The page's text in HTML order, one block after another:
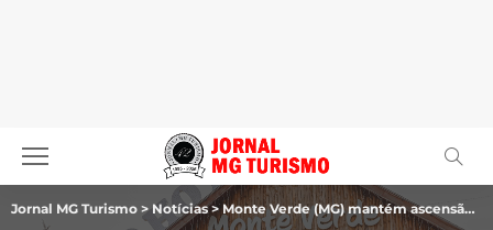
Jornal MG Turismo > Notícias>Monte Verde (MG) mantém ascensão como polo esportivo e se prepara para receber o Pedal nas Montanhas